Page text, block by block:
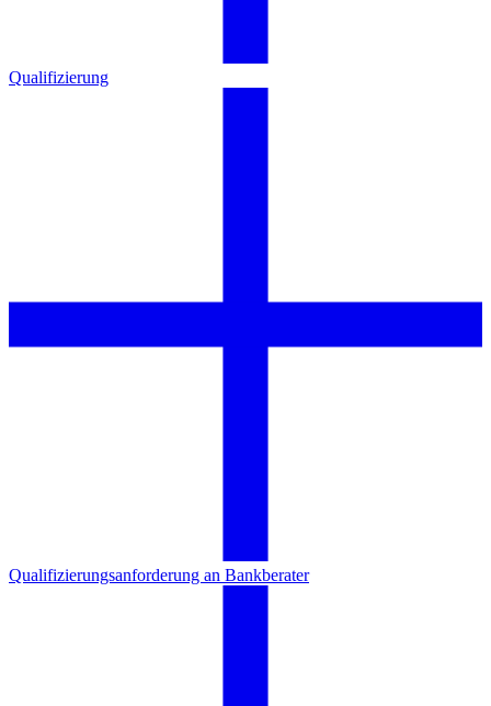
Qualifizierung
Qualifizierungsanforderung an Bankberater